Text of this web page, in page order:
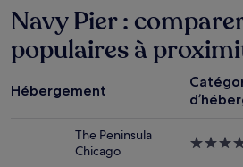
des
24 dernières
heures
sur
base
Navy Pier :
populaires à
Hébergement
The Peninsula
Chicago